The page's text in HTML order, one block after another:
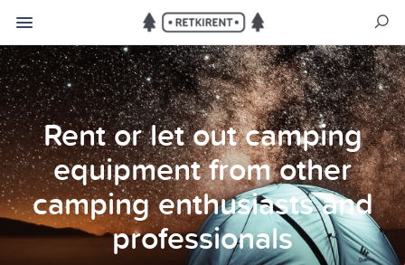
Rent or let out camping
equipment from other
camping enthusiasts and
professionals